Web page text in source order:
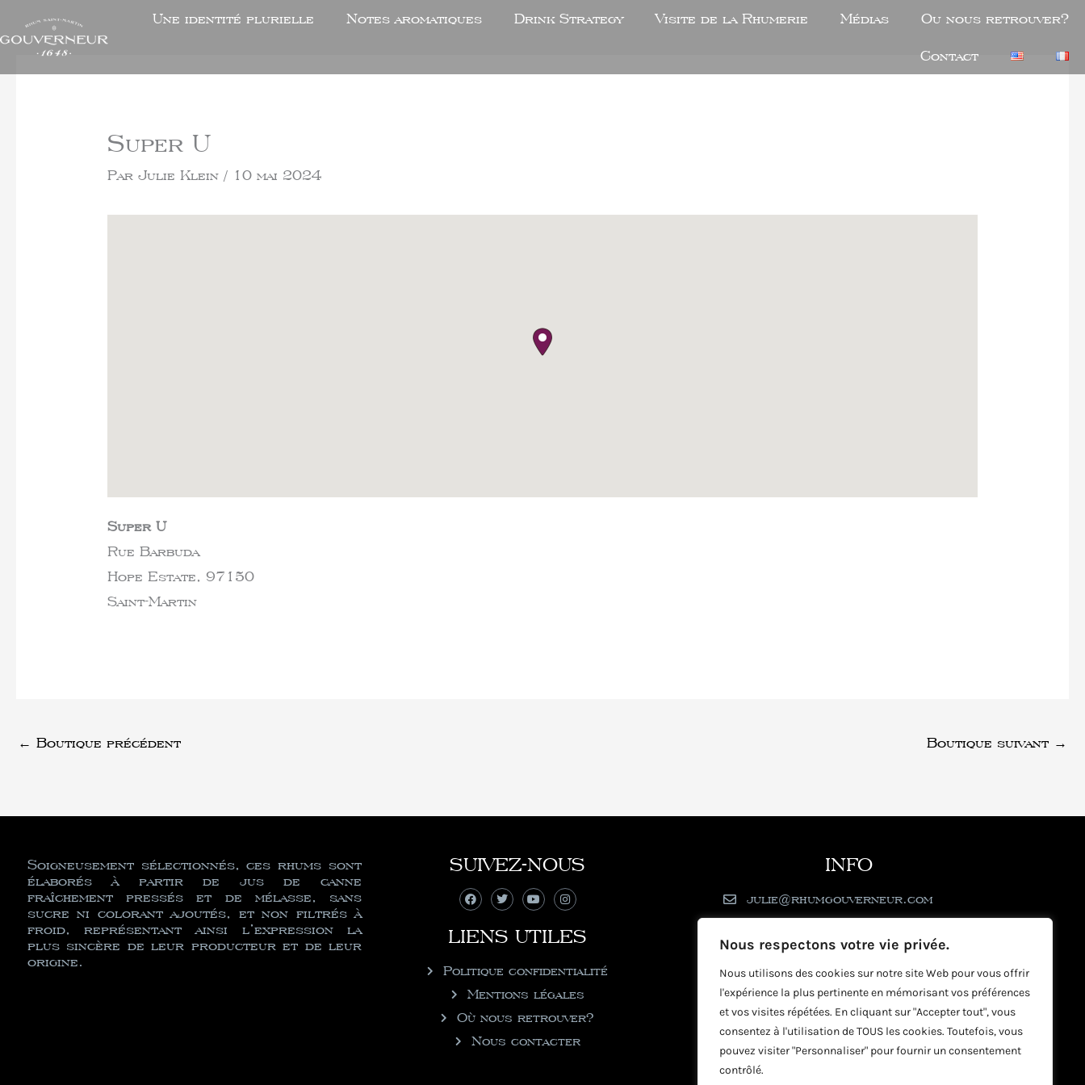
Nous respectons votre vie privée.
Nous utilisons des cookies sur notre site Web pour vous offrir
l'expérience la plus pertinente en mémorisant vos préférences
et vos visites répétées. En cliquant sur "Accepter tout", vous
consentez à l'utilisation de TOUS les cookies. Toutefois, vous
pouvez visiter "Personnaliser" pour fournir un consentement
contrôlé.
Une identité plurielle Notes aromatiques Drink Strategy Visite de la Rhumerie Médias Ou nous retrouver?
Contact
Super U
ParJulie Klein/ 10 mai 2024
Super U
Rue Barbuda
Hope Estate, 97150
Saint-Martin
← Boutique précédent Boutique suivant →
Soigneusement sélectionnés, ces rhums sont
élaborés à partir de jus de canne
fraîchement pressés et de mélasse, sans
sucre ni colorant ajoutés, et non filtrés à
froid, représentant ainsi l’expression la
plus sincère de leur producteur et de leur
origine.
SUIVEZ-NOUS
LIENS UTILES
Politique confidentialité
Mentions légales
Où nous retrouver?
Nous contacter
INFO
julie@rhumgouverneur.com